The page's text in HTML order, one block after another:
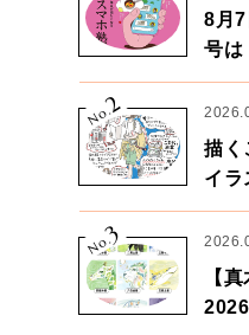
8月
号は
No.2
描く
イラ
ん×
No.
3
【